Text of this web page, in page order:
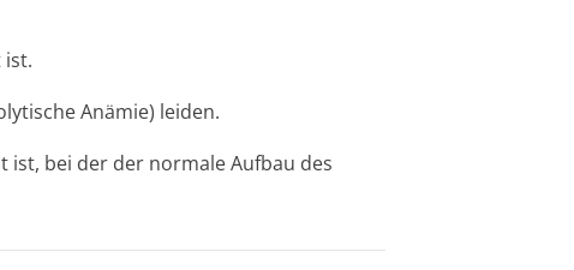
ist.
Anämie) leiden.
ist, bei der der normale Aufbau des